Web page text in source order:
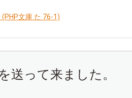
文庫 た 76-1)
送って来ました。